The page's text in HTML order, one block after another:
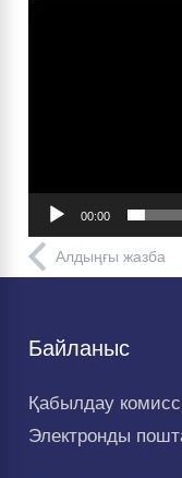
00:00
Алдыңғы жазба
Байланыс
Қабылдау
Электронды